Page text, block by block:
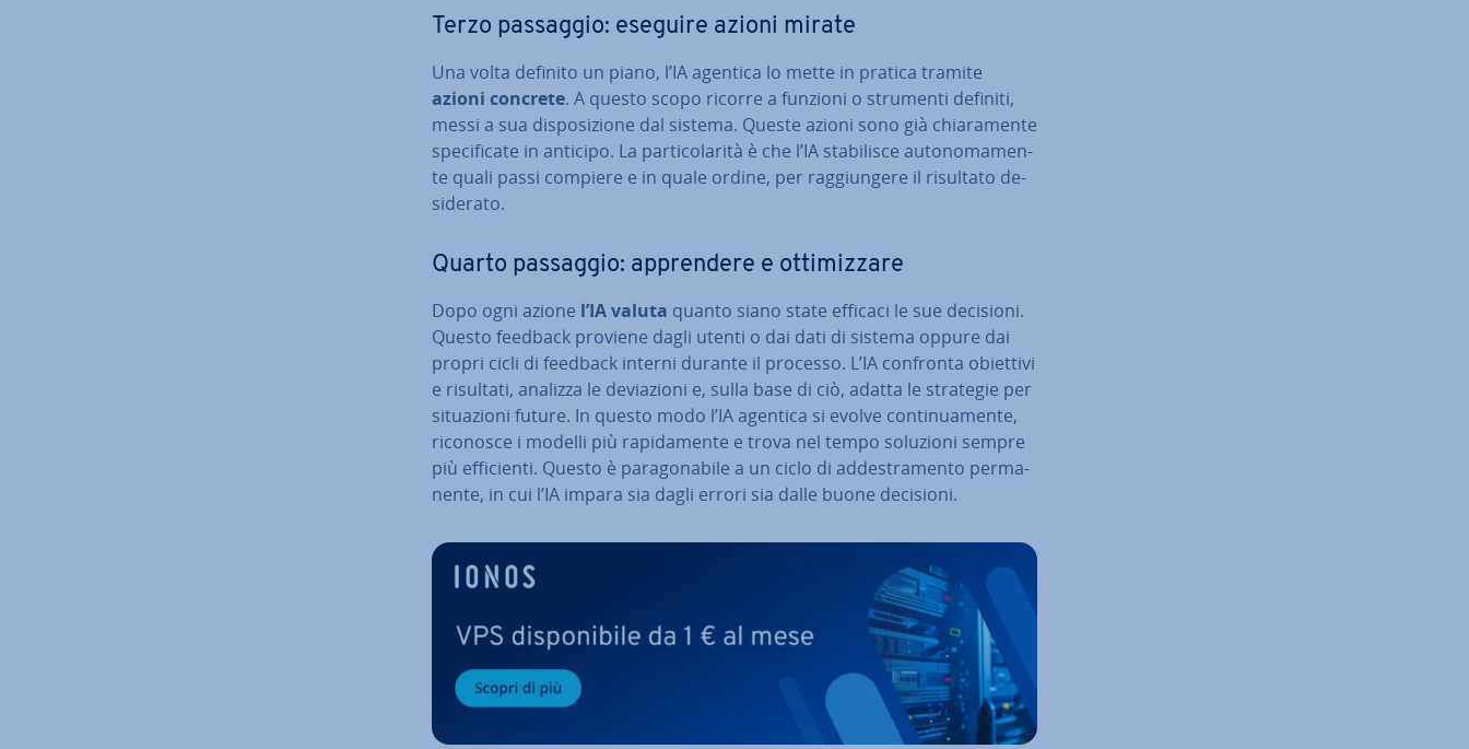
Terzo passaggio: eseguire azioni mirate
Una volta definito un piano, l’IA agentica lo mette in pratica tramite
azioni concrete. A questo scopo ricorre a funzioni o strumenti definiti,
messi a sua di­spo­si­zio­ne dal sistema. Queste azioni sono già chia­ra­men­te
spe­ci­fi­ca­te in anticipo. La par­ti­co­la­ri­tà è che l’IA sta­bi­li­sce au­to­no­ma­men­
te quali passi compiere e in quale ordine, per rag­giun­ge­re il risultato de­
si­de­ra­to.
Quarto passaggio: ap­pren­de­re e ot­ti­miz­za­re
Dopo ogni azione l’IA valuta quanto siano state efficaci le sue decisioni.
Questo feedback proviene dagli utenti o dai dati di sistema oppure dai
propri cicli di feedback interni durante il processo. L’IA confronta obiettivi
e risultati, analizza le de­via­zio­ni e, sulla base di ciò, adatta le strategie per
si­tua­zio­ni future. In questo modo l’IA agentica si evolve con­ti­nua­men­te,
riconosce i modelli più ra­pi­da­men­te e trova nel tempo soluzioni sempre
più ef­fi­cien­ti. Questo è pa­ra­go­na­bi­le a un ciclo di ad­de­stra­men­to per­ma­
nen­te, in cui l’IA impara sia dagli errori sia dalle buone decisioni.